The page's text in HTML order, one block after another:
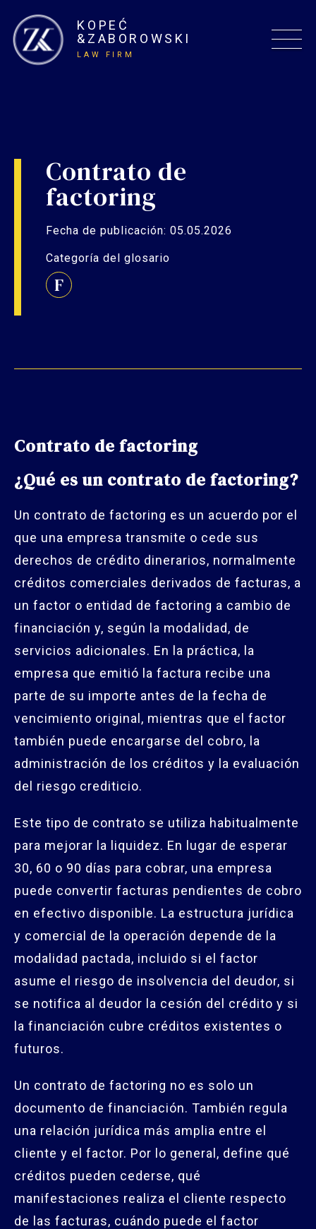
KOPEĆ
&ZABOROWSKI
LAW FIRM
Contrato de
factoring
Fecha de publicación: 05.05.2026
Categoría del glosario
F
Contrato de factoring
¿Qué es un contrato de factoring?
Un contrato de factoring es un acuerdo por el
que una empresa transmite o cede sus
derechos de crédito dinerarios, normalmente
créditos comerciales derivados de facturas, a
un factor o entidad de factoring a cambio de
financiación y, según la modalidad, de
servicios adicionales. En la práctica, la
empresa que emitió la factura recibe una
parte de su importe antes de la fecha de
vencimiento original, mientras que el factor
también puede encargarse del cobro, la
administración de los créditos y la evaluación
del riesgo crediticio.
Este tipo de contrato se utiliza habitualmente
para mejorar la liquidez. En lugar de esperar
30, 60 o 90 días para cobrar, una empresa
puede convertir facturas pendientes de cobro
en efectivo disponible. La estructura jurídica
y comercial de la operación depende de la
modalidad pactada, incluido si el factor
asume el riesgo de insolvencia del deudor, si
se notifica al deudor la cesión del crédito y si
la financiación cubre créditos existentes o
futuros.
Un contrato de factoring no es solo un
documento de financiación. También regula
una relación jurídica más amplia entre el
cliente y el factor. Por lo general, define qué
créditos pueden cederse, qué
manifestaciones realiza el cliente respecto
de las facturas, cuándo puede el factor